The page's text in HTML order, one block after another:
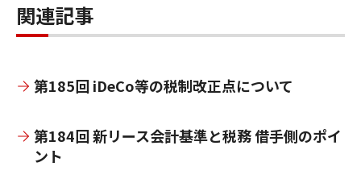
も差し支えないものと思われます。
関連記事
第185回 iDeCo等の税制改正点について
第184回 新リース会計基準と税務 借手側のポイ
ント